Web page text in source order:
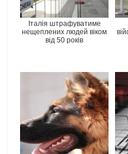
Італія штрафуватиме
нещеплених людей віком
від 50 років